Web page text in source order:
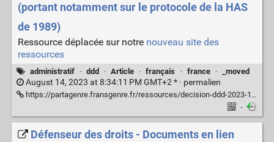
(portant notamment sur le protocole de la HAS
de 1989)
Ressource déplacée sur notre nouveau site des
ressources
administratif · ddd · Article · français · france · _moved
August 14, 2023 at 8:34:11 PM GMT+2 * · permalien
https://partagenre.fransgenre.fr/ressources/decision-ddd-2023-135
·
Défenseur des droits - Documents en lien